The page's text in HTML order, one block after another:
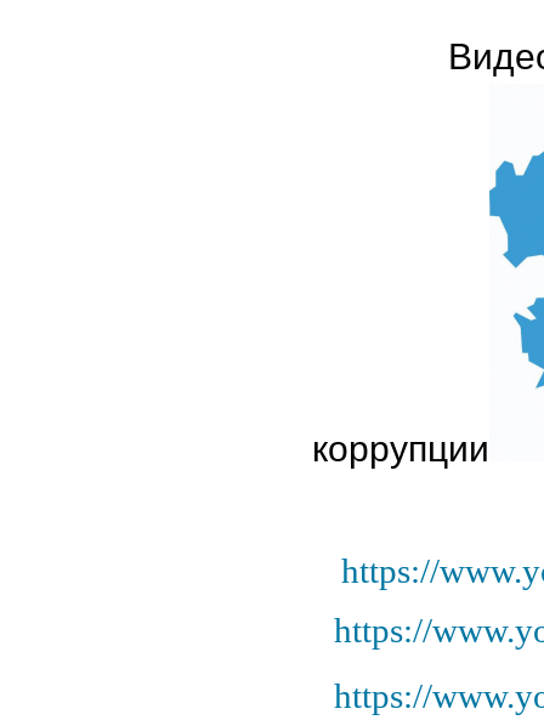
коррупции
https://
https://
https://